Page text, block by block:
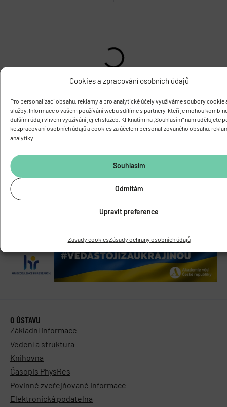
Cookies a zpracování osobních údajů
Pro personalizaci obsahu, reklamy a pro analytické účely využíváme soubory cookie
služby. Informace o vašem používání webu sdílíme s partnery, kteří je mohou
dalšími údaji vlivem využívání jejich služeb. Kliknutím na „Souhlasím“ nám udělujete
ke zpracování osobních údajů a cookies za účelem personalizovaného obsahu,
analytiky.
Souhlasím
Odmítám
Upravit preference
Zásady cookiesZásady ochrany osobních údajů
FYZIOLOGICKÝ ÚSTAVAKADEMIE VĚD ČESKÉ REPUBLIKY
Vídeňská 1083, 142 00 Praha 4
Tel.:
+420 241 062 424
Fax:
E-mail:
fgu@fgu.cas.cz
Datová schránka:
Buďte s námi v kontaktu
O ÚSTAVU
Základní informace
Vedení a struktura
Knihovna
Časopis PhysRes
Povinně zveřejňované informace
Elektronická podatelna